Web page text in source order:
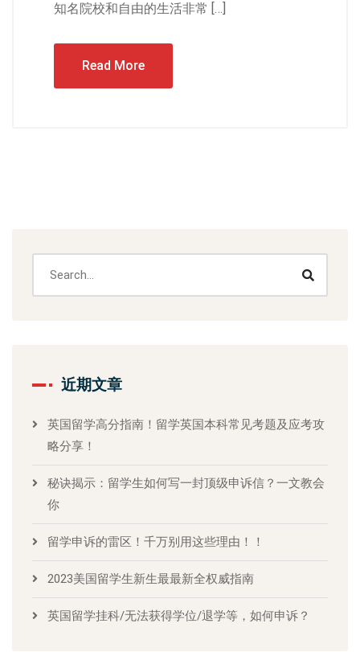
知名院校和自由的生活非常 […]
Read More
近期文章
英国留学高分指南！留学英国本科常见考题及应考攻
略分享！
秘诀揭示：留学生如何写一封顶级申诉信？一文教会
你
留学申诉的雷区！千万别用这些理由！！
2023美国留学生新生最最新全权威指南
英国留学挂科/无法获得学位/退学等，如何申诉？